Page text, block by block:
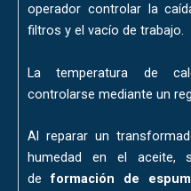
operador controlar la
filtros y el vacío de trabajo.
La temperatura de
controlarse mediante un
Al reparar un
humedad en el aceite,
deformación de